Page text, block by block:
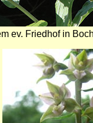
ev. Friedhof in